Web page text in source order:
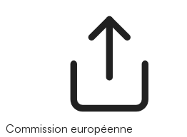
Commission européenne